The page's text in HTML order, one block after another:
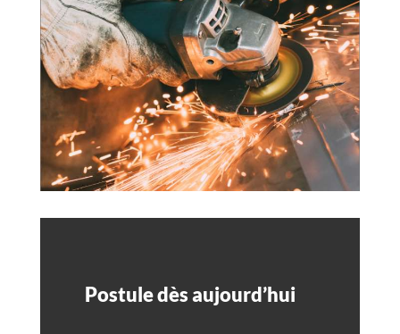
Postule dès aujourd’hui